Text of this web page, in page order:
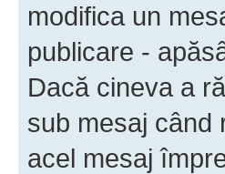
modifica un
publicare -
Dacă cineva a
sub mesaj când
acel mesaj